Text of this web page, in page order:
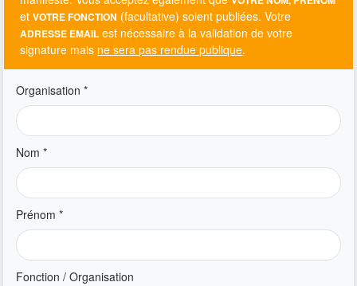
etVOTRE FONCTION (facultative) soient publiées. Votre
ADRESSE EMAIL est nécessaire à la validation de votre
signature mais ne sera pas rendue publique.
Organisation*
Nom*
Prénom*
Fonction / Organisation